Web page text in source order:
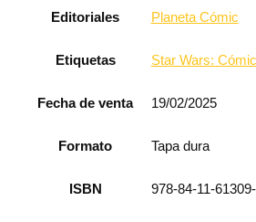
Editoriales Planeta Cómic
Etiquetas Star Wars:
Fecha de venta 19/02/2025
Formato Tapa dura
ISBN 978-84-11-